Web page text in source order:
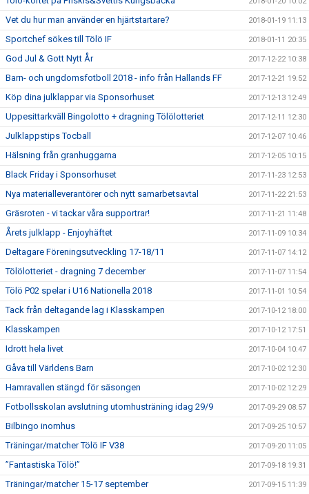
Vet du hur man använder en hjärtstartare? 2018-01-19 11:13
Sportchef sökes till Tölö IF 2018-01-11 20:35
God Jul & Gott Nytt År 2017-12-22 10:38
Barn- och ungdomsfotboll 2018 - info från Hallands FF 2017-12-21 19:52
Köp dina julklappar via Sponsorhuset 2017-12-13 12:49
Uppesittarkväll Bingolotto + dragning Tölölotteriet 2017-12-11 12:30
Julklappstips Tocball 2017-12-07 10:46
Hälsning från granhuggarna 2017-12-05 10:15
Black Friday i Sponsorhuset 2017-11-23 12:53
Nya materialleverantörer och nytt samarbetsavtal 2017-11-22 21:53
Gräsroten - vi tackar våra supportrar! 2017-11-21 11:48
Årets julklapp - Enjoyhäftet 2017-11-09 10:34
Deltagare Föreningsutveckling 17-18/11 2017-11-07 14:12
Tölölotteriet - dragning 7 december 2017-11-07 11:54
Tölö P02 spelar i U16 Nationella 2018 2017-11-01 10:54
Tack från deltagande lag i Klasskampen 2017-10-12 18:00
Klasskampen 2017-10-12 17:51
Idrott hela livet 2017-10-04 10:47
Gåva till Världens Barn 2017-10-02 12:30
Hamravallen stängd för säsongen 2017-10-02 12:29
Fotbollsskolan avslutning utomhusträning idag 29/9 2017-09-29 08:57
Bilbingo inomhus 2017-09-25 10:57
Träningar/matcher Tölö IF V38 2017-09-20 11:05
”Fantastiska Tölö!” 2017-09-18 19:31
Träningar/matcher 15-17 september 2017-09-15 11:39